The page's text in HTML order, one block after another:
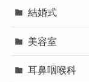
結婚式
美容室
耳鼻咽喉科